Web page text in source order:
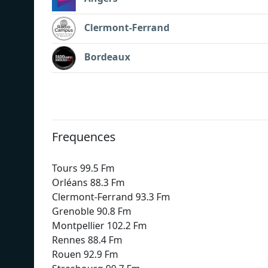
Clermont-Ferrand
Bordeaux
Frequences
Tours 99.5 Fm
Orléans 88.3 Fm
Clermont-Ferrand 93.3 Fm
Grenoble 90.8 Fm
Montpellier 102.2 Fm
Rennes 88.4 Fm
Rouen 92.9 Fm